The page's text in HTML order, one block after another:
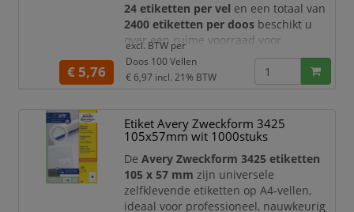
24 etiketten per vel en een totaal van
2400 etiketten per doos beschikt u
over een ruime voorraad voor
dagelijkse labeltaken op kantoor, in het
magazijn, bij verzending, administratie
en archivering.
35 mmzijn deze Quantore etiketten
geschikt voor uit
€ 5,76
excl. BTW per
Doos 100 Vellen
€ 6,97 incl. 21% BTW
Etiket Avery Zweckform 3425
105x57mm wit 1000stuks
DeAvery Zweckform 3425 etiketten
105 x 57 mm zijn universele
zelfklevende etiketten op A4-vellen,
ideaal voor professioneel, nauwkeurig